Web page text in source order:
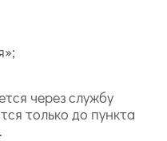
через службу
только до пункта